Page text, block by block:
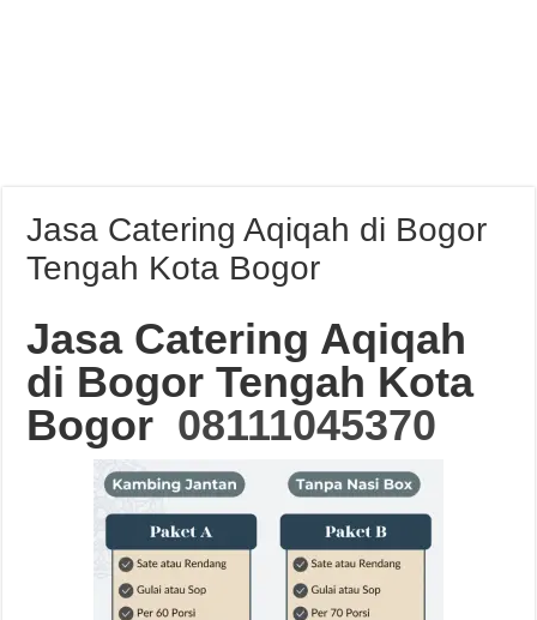
Jasa Catering Aqiqah di Bogor
Tengah Kota Bogor
Jasa Catering Aqiqah
di Bogor Tengah Kota
Bogor 08111045370